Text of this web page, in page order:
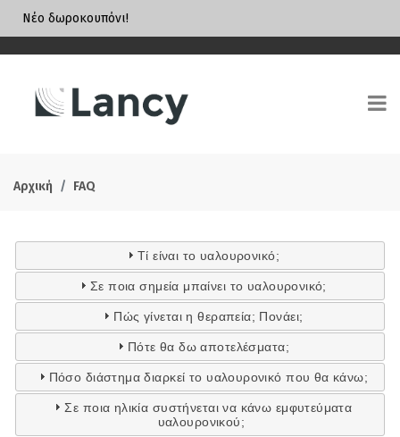
Νέο δωροκουπόνι!
Αρχική FAQ
Τί είναι το υαλουρονικό;
Σε ποια σημεία μπαίνει το υαλουρονικό;
Πώς γίνεται η θεραπεία; Πονάει;
Πότε θα δω αποτελέσματα;
Πόσο διάστημα διαρκεί το υαλουρονικό που θα κάνω;
Σε ποια ηλικία συστήνεται να κάνω εμφυτεύματα
υαλουρονικού;